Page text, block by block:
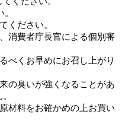
ください。
消費者庁長官による個別審
べくお早めにお召し上がり
の臭いが強くなることがあ
材料をお確かめの上お買い